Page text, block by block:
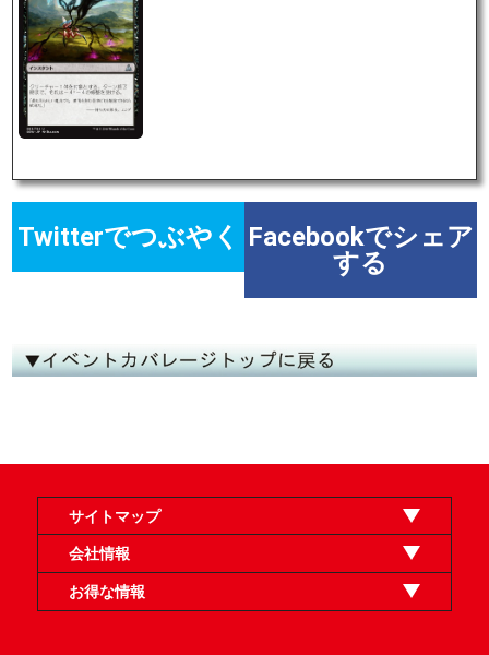
Twitterでつぶやく
Facebookでシェア
する
サイトマップ
オンラインショップ
買取
記事
選手一覧
デッキ検索
デッキ構築
イベント・大会
店舗のご案内
お問い合わせ
ヘルプ
FAQ
会社情報
利用規約
スタッフ募集
特定商取引法表示
個人情報保護方針
企業情報
お得な情報